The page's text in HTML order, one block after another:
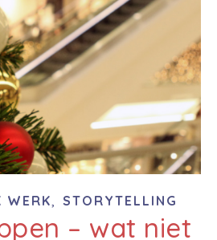
WERK, STORYTELLING
– wat niet